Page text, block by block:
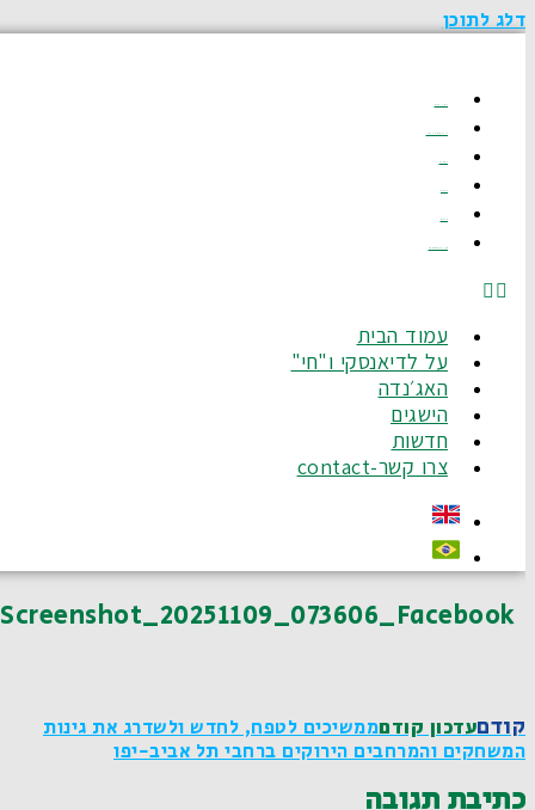
דלג לתוכן
עמוד הבית
על לדיאנסקי ו"חי"
האג׳נדה
הישגים
חדשות
צרו קשר-contact
Screenshot_20251109_073606_Facebook
קודםעדכון קודםממשיכים לטפח, לחדש ולשדרג את גינות
המשחקים והמרחבים הירוקים ברחבי תל אביב-יפו
כתיבת תגובה